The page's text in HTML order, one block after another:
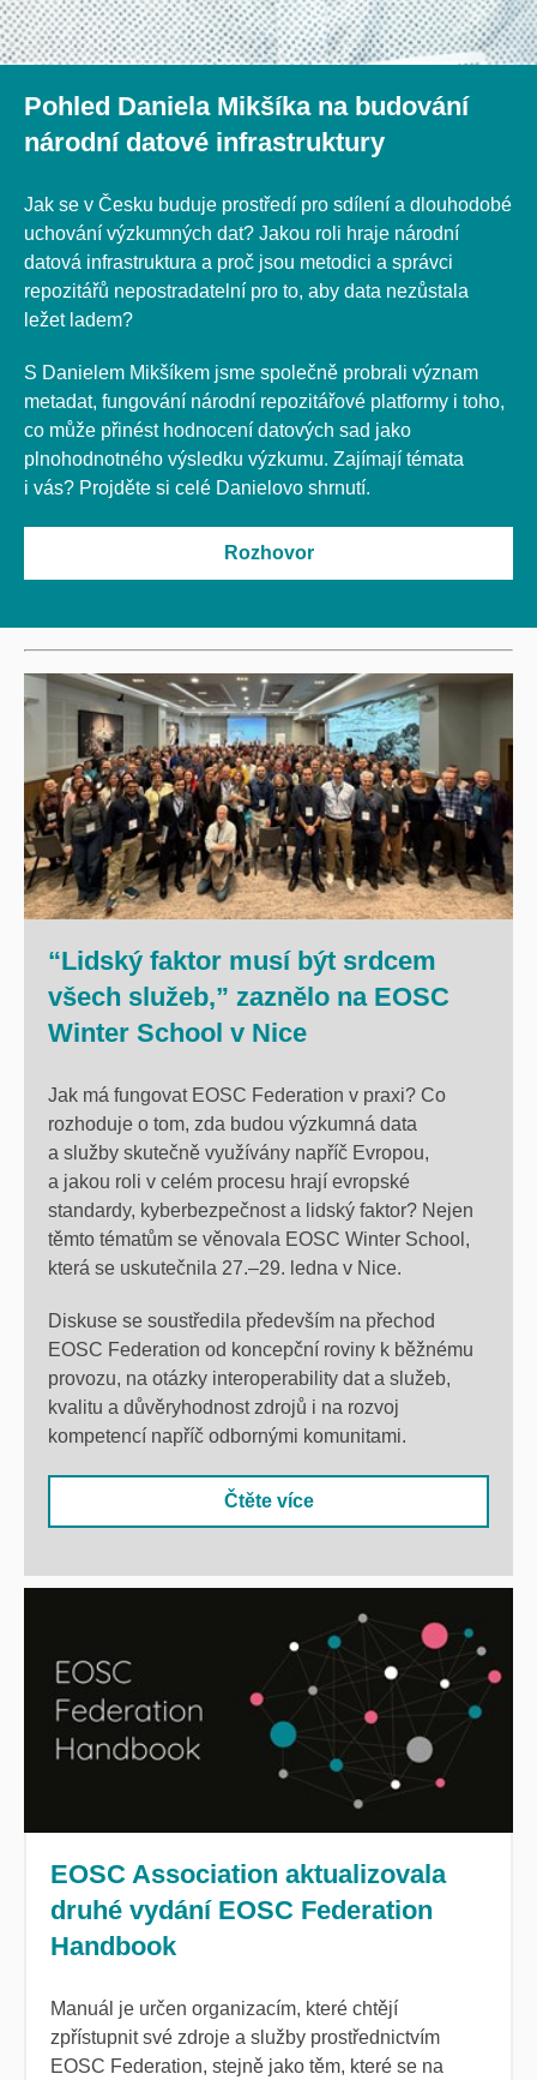
Pohled Daniela Mikšíka na budování
národní datové infrastruktury
Jak se v Česku buduje prostředí pro sdílení a dlouhodobé
uchování výzkumných dat? Jakou roli hraje národní
datová infrastruktura a proč jsou metodici a správci
repozitářů nepostradatelní pro to, aby data nezůstala
ležet ladem?
S Danielem Mikšíkem jsme společně probrali význam
metadat, fungování národní repozitářové platformy i toho,
co může přinést hodnocení datových sad jako
plnohodnotného výsledku výzkumu. Zajímají témata
i vás? Projděte si celé Danielovo shrnutí.
Rozhovor
“Lidský faktor musí být srdcem
všech služeb,” zaznělo na EOSC
Winter School v Nice
Jak má fungovat EOSC Federation v praxi? Co
rozhoduje o tom, zda budou výzkumná data
a služby skutečně využívány napříč Evropou,
a jakou roli v celém procesu hrají evropské
standardy, kyberbezpečnost a lidský faktor? Nejen
těmto tématům se věnovala EOSC Winter School ,
která se uskutečnila 27.–29. ledna v Nice.
Diskuse se soustředila především na přechod
EOSC Federation od koncepční roviny k běžnému
provozu, na otázky interoperability dat a služeb,
kvalitu a důvěryhodnost zdrojů i na rozvoj
kompetencí napříč odbornými komunitami.
Čtěte více
EOSC Association aktualizovala
druhé vydání EOSC Federation
Handbook
Manuál je určen organizacím, které chtějí
zpřístupnit své zdroje a služby prostřednictvím
EOSC Federation, stejně jako těm, které se na